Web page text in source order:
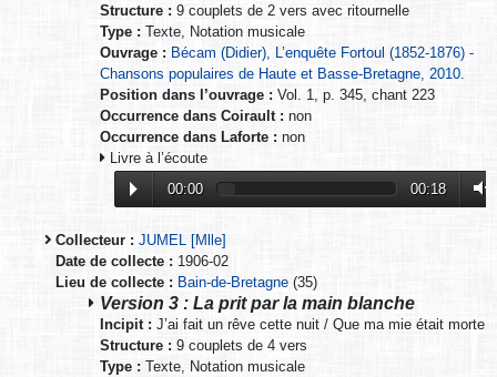
Structure : 9 couplets de 2 vers avec ritournelle
Type : Texte, Notation musicale
Ouvrage : Bécam (Didier), L’enquête Fortoul (1852-1876) -
Chansons populaires de Haute et Basse-Bretagne, 2010.
Position dans l’ouvrage : Vol. 1, p. 345, chant 223
Occurrence dans Coirault : non
Occurrence dans Laforte : non
Livre à l’écoute
00:00
00:18
Collecteur : JUMEL [Mlle]
Date de collecte : 1906-02
Lieu de collecte : Bain-de-Bretagne (35)
Version 3 : La prit par la main blanche
Incipit : J’ai fait un rêve cette nuit / Que ma mie était morte
Structure : 9 couplets de 4 vers
Type : Texte, Notation musicale